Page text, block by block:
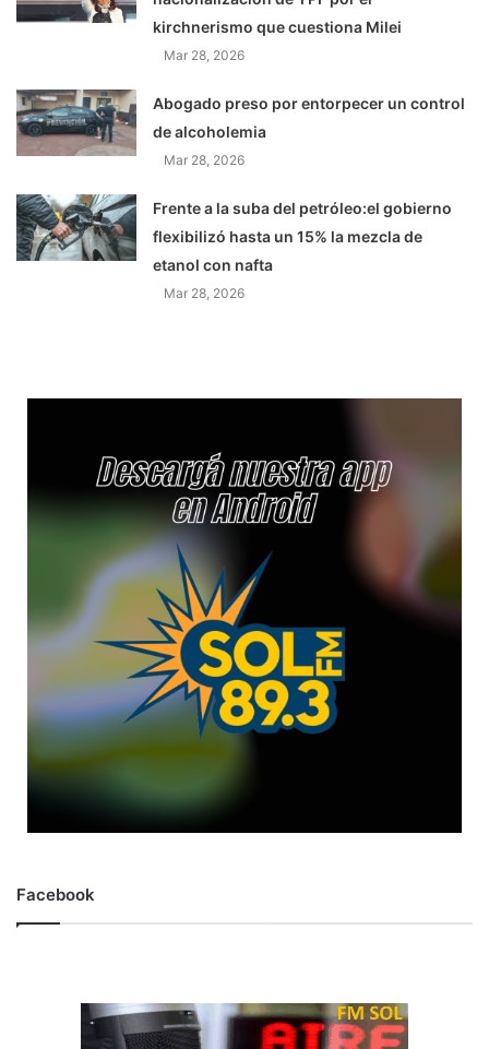
kirchnerismo que cuestiona Milei
Mar 28, 2026
Abogado preso por entorpecer un control
de alcoholemia
Mar 28, 2026
Frente a la suba del petróleo:el gobierno
flexibilizó hasta un 15% la mezcla de
etanol con nafta
Mar 28, 2026
Facebook